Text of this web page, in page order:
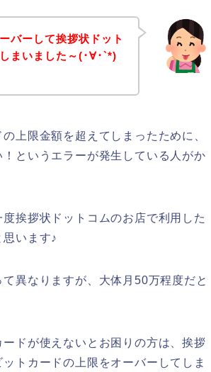
バーして挨拶状ドット
まいました～(･∀･`*)
上限金額を超えてしまったために、
というエラーが発生している人がか
挨拶状ドットコムのお店で利用した
います♪
異なりますが、大体月50万程度だと
ドが使えないとお困りの方は、挨拶
トカードの上限をオーバーしてしま